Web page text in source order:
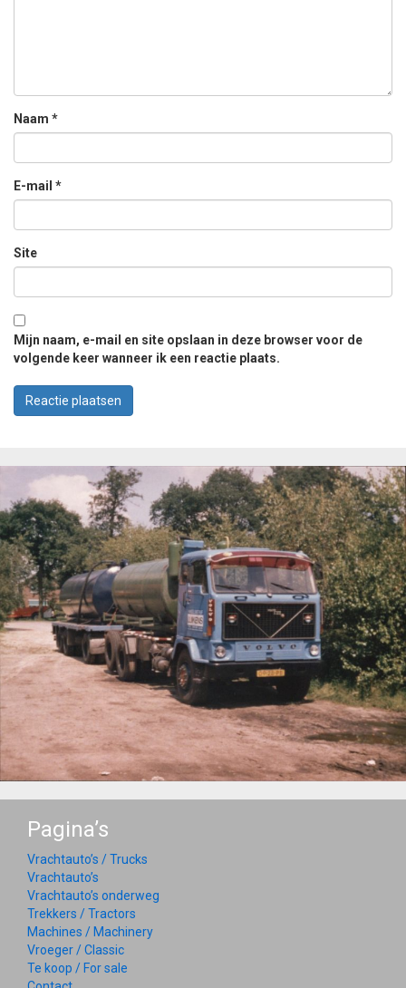
Naam *
E-mail *
Site
Mijn naam, e-mail en site opslaan in deze browser voor de
volgende keer wanneer ik een reactie plaats.
Pagina’s
Vrachtauto’s / Trucks
Vrachtauto’s
Vrachtauto’s onderweg
Trekkers / Tractors
Machines / Machinery
Vroeger / Classic
Te koop / For sale